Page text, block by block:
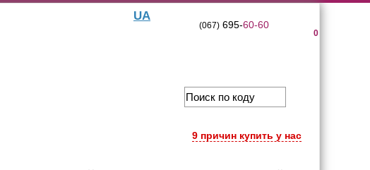
UA
0
(067)695-60-60
9 причин купить у нас